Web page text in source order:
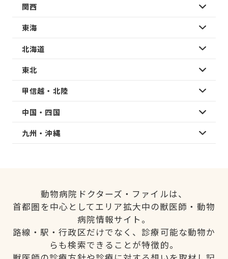
関西
東海
北海道
東北
甲信越・北陸
中国・四国
九州・沖縄
動物病院ドクターズ・ファイルは、
首都圏を中心としてエリア拡大中の獣医師・動物
病院情報サイト。
路線・駅・行政区だけでなく、診療可能な動物か
らも検索できることが特徴的。